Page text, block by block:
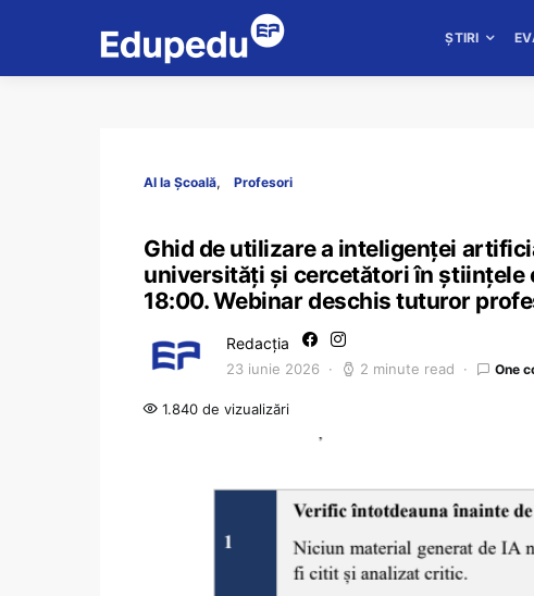
ȘTIRI
AI la Școală Profesori
Ghid de utilizare a inteligenței
universități și cercetători în științele
18:00. Webinar deschis tuturor
Redacția
23 iunie 2026 2 minute read One
1.840 de vizualizări